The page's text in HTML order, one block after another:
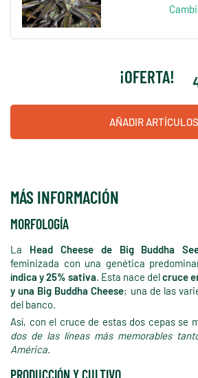
¡OFERTA!
AÑADIR ARTÍCULOS
MÁS INFORMACIÓN
MORFOLOGÍA
La Head Cheese de Big Buddha
feminizada con una genética
índica y 25% sativa. Esta nace delcruce
y una Big Buddha Cheese; una de las
del banco.
Así, con el cruce de estas dos cepas se
dos de las líneas más memorables
América.
PRODUCCIÓN Y CULTIVO